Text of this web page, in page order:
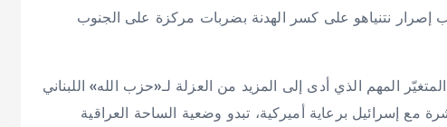
إصرار نتنياهو على كسر الهدنة بضربات مركزة على الجنوب
المهم الذي أدى إلى المزيد من العزلة لـ«حزب الله» اللبناني
مع إسرائيل برعاية أميركية، تبدو وضعية الساحة العراقية